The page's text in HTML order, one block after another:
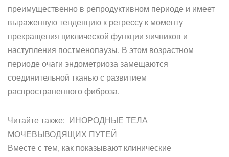
преимущественно в репродуктивном периоде и имеет
выраженную тенденцию к регрессу к моменту
прекращения циклической функции яичников и
наступления постменопаузы. В этом возрастном
периоде очаги эндометриоза замещаются
соединительной тканью с развитием
распространенного фиброза.
Читайте также: ИНОРОДНЫЕ ТЕЛА
МОЧЕВЫВОДЯЩИХ ПУТЕЙ
Вместе с тем, как показывают клинические